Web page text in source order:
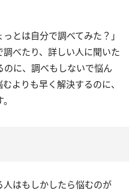
とは自分で調べてみた？」
べたり、詳しい人に聞いた
のに、調べもしないで悩ん
よりも早く解決するのに、
はもしかしたら悩むのが